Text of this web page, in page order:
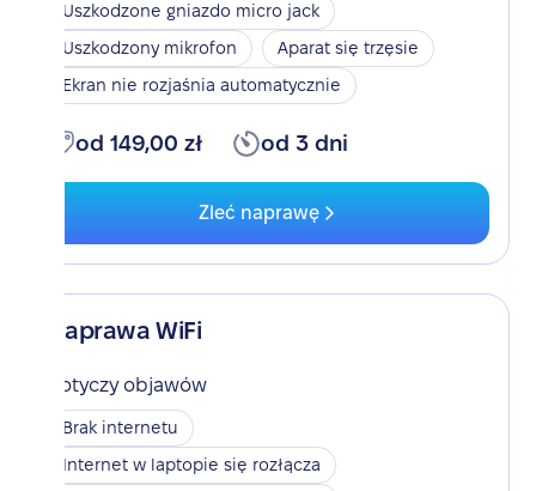
Uszkodzone gniazdo micro jack
Uszkodzony mikrofon
Aparat się trzęsie
Ekran nie rozjaśnia automatycznie
od 149,00 zł od 3 dni
Zleć naprawę
Naprawa WiFi
Dotyczy objawów
Brak internetu
Internet w laptopie się rozłącza